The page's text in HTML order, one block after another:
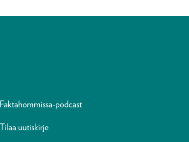
Faktahommissa-podcast
Tilaa uutiskirje